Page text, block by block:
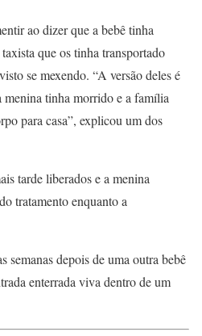
ao dizer que a bebê tinha
que os tinha transportado
se mexendo. “A versão deles é
tinha morrido e a família
para casa”, explicou um dos
tarde liberados e a menina
tratamento enquanto a
semanas depois de uma outra bebê
enterrada viva dentro de um